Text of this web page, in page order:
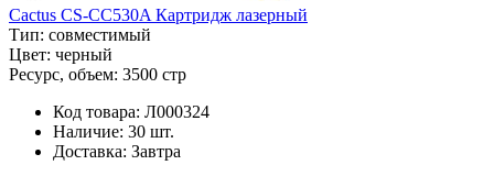
Cactus CS-CC530A Картридж лазерный
Тип: совместимый
Цвет: черный
Ресурс, объем: 3500 стр
Код товара: Л000324
Наличие: 30 шт.
Доставка: Завтра